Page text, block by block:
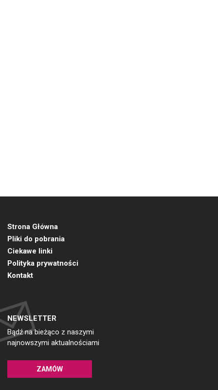
Strona Główna
Pliki do pobrania
Ciekawe linki
Polityka prywatności
Kontakt
NEWSLETTER
Bądź na bieżąco z naszymi
najnowszymi aktualnościami
ZAMÓW